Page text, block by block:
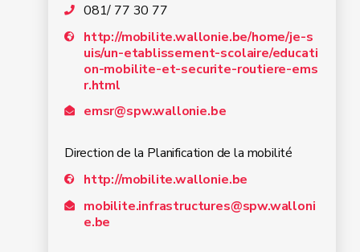
081/ 77 30 77
http://mobilite.wallonie.be/home/je-s
uis/un-etablissement-scolaire/educati
on-mobilite-et-securite-routiere-ems
r.html
emsr@spw.wallonie.be
Direction de la Planification de la mobilité
http://mobilite.wallonie.be
mobilite.infrastructures@spw.walloni
e.be